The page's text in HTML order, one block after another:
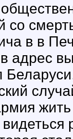
со
в в
адрес